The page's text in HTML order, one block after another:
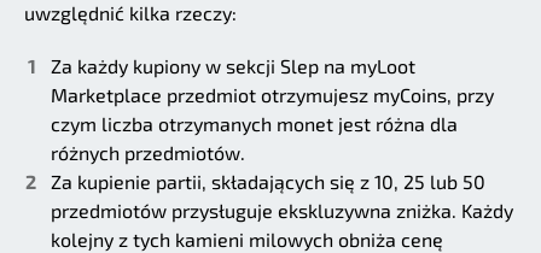
uwzględnić kilka rzeczy:
Za każdy kupiony w sekcji Slep na myLoot
Marketplace przedmiot otrzymujesz myCoins, przy
czym liczba otrzymanych monet jest różna dla
różnych przedmiotów.
Za kupienie partii, składających się z 10, 25 lub 50
przedmiotów przysługuje ekskluzywna zniżka. Każdy
kolejny z tych kamieni milowych obniża cenę